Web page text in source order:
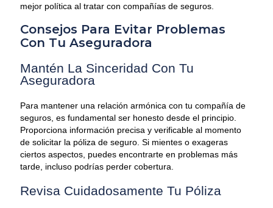
mejor política al tratar con compañías de seguros.
Consejos Para Evitar Problemas
Con Tu Aseguradora
Mantén La Sinceridad Con Tu
Aseguradora
Para mantener una relación armónica con tu compañía de
seguros, es fundamental ser honesto desde el principio.
Proporciona información precisa y verificable al momento
de solicitar la póliza de seguro. Si mientes o exageras
ciertos aspectos, puedes encontrarte en problemas más
tarde, incluso podrías perder cobertura.
Revisa Cuidadosamente Tu Póliza